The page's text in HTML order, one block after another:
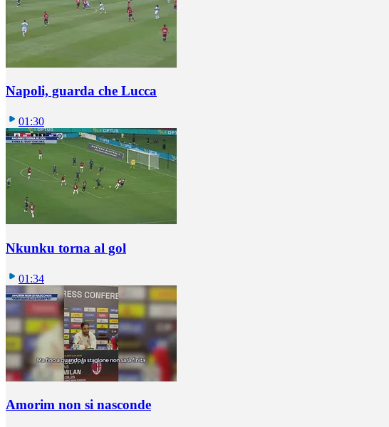
Napoli, guarda che Lucca
01:30
Nkunku torna al gol
01:34
Amorim non si nasconde